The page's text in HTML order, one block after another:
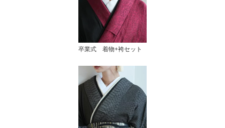
卒業式 着物+袴セット